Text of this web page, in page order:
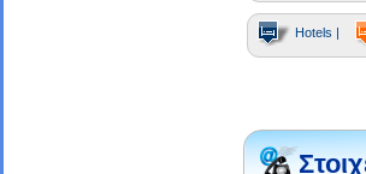
Hotels |